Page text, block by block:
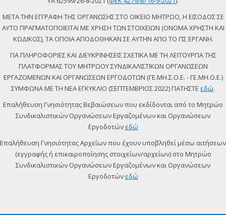
ΜΕΤΑ ΤΗΝ ΕΓΓΡΑΦΗ ΤΗΣ ΟΡΓΑΝΩΣΗΣ ΣΤΟ ΟΙΚΕΙΟ ΜΗΤΡΩΟ, Η ΕΙΣΟΔΟΣ ΣΕ
ΑΥΤΟ ΠΡΑΓΜΑΤΟΠΟΙΕΙΤΑΙ ΜΕ ΧΡΗΣΗ ΤΩΝ ΣΤΟΙΧΕΙΩΝ (ΟΝΟΜΑ ΧΡΗΣΤΗ ΚΑΙ
ΚΩΔΙΚΟΣ), ΤΑ ΟΠΟΙΑ ΑΠΟΔΟΘΗΚΑΝ ΣΕ ΑΥΤΗΝ ΑΠΟ ΤΟ ΠΣ ΕΡΓΑΝΗ.
ΓΙΑ ΠΛΗΡΟΦΟΡΙΕΣ ΚΑΙ ΔΙΕΥΚΡΙΝΗΣΕΙΣ ΣΧΕΤΙΚΑ ΜΕ ΤΗ ΛΕΙΤΟΥΡΓΙΑ ΤΗΣ
ΠΛΑΤΦΟΡΜΑΣ ΤΟΥ ΜΗΤΡΩΟΥ ΣΥΝΔΙΚΑΛΙΣΤΙΚΩΝ ΟΡΓΑΝΩΣΕΩΝ
ΕΡΓΑΖΟΜΕΝΩΝ ΚΑΙ ΟΡΓΑΝΩΣΕΩΝ ΕΡΓΟΔΟΤΩΝ (ΓΕ.ΜΗ.Σ.Ο.Ε. - ΓΕ.ΜΗ.Ο.Ε.)
ΣΥΜΦΩΝΑ ΜΕ ΤΗ ΝΕΑ ΕΓΚΥΚΛΙΟ (ΣΕΠΤΕΜΒΡΙΟΣ 2022) ΠΑΤΗΣΤΕ εδώ.
Επαλήθευση Γνησιότητας Βεβαιώσεων που εκδίδονται από το Μητρώο
Συνδικαλιστικών Οργανώσεων Εργαζομένων και Οργανώσεων
Εργοδοτών εδώ
Επαλήθευση Γνησιότητας Αρχείων που έχουν υποβληθεί μέσω αιτήσεων
(εγγραφής ή επικαιροποίησης στοιχείων/αρχείων) στο Μητρώο
Συνδικαλιστικών Οργανώσεων Εργαζομένων και Οργανώσεων
Εργοδοτών εδώ